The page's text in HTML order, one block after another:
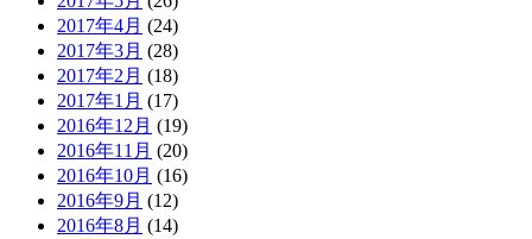
2017年4月 (24)
2017年3月 (28)
2017年2月 (18)
2017年1月 (17)
2016年12月 (19)
2016年11月 (20)
2016年10月 (16)
2016年9月 (12)
2016年8月 (14)